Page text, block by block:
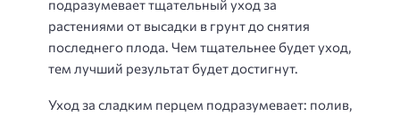
подразумевает тщательный уход за
растениями от высадки в грунт до снятия
последнего плода. Чем тщательнее будет уход,
тем лучший результат будет достигнут.
Уход за сладким перцем подразумевает: полив,